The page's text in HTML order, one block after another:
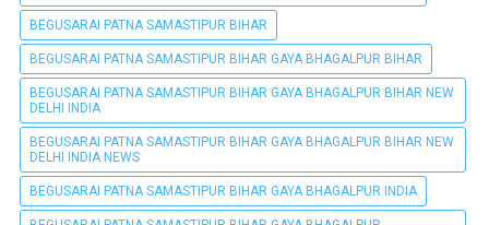
BEGUSARAI PATNA SAMASTIPUR BIHAR
BEGUSARAI PATNA SAMASTIPUR BIHAR GAYA BHAGALPUR BIHAR
BEGUSARAI PATNA SAMASTIPUR BIHAR GAYA BHAGALPUR BIHAR NEW
DELHI INDIA
BEGUSARAI PATNA SAMASTIPUR BIHAR GAYA BHAGALPUR BIHAR NEW
DELHI INDIA NEWS
BEGUSARAI PATNA SAMASTIPUR BIHAR GAYA BHAGALPUR INDIA